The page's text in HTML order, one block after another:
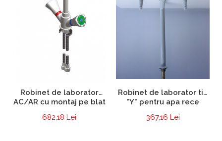
Robinet de laborator
AC/AR cu montaj pe blat
682,18 Lei
Robinet de laborator tip
"Y" pentru apa rece
367,16 Lei